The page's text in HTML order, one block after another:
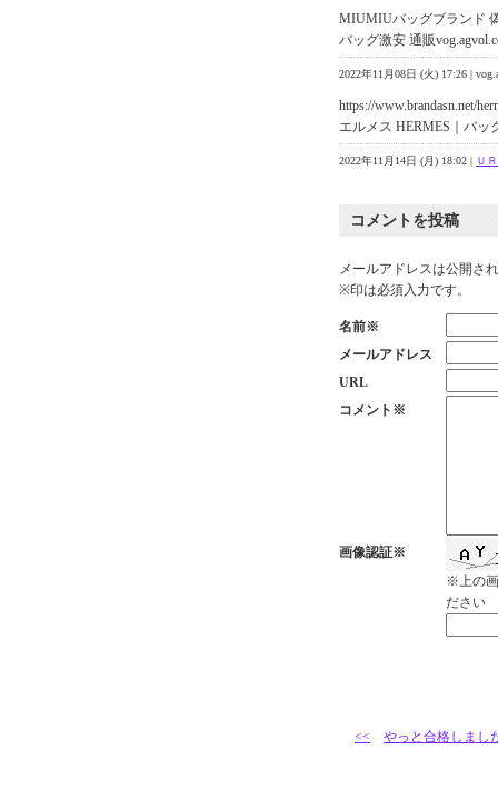
MIUMIUバッグブランド
バッグ激安 通販
2022年11月08日 (火) 17:26 |
https://www.brandasn.net/
エルメス HERMES｜バッ
2022年11月14日 (月) 18:02 | Ｕ
コメントを投稿
メールアドレスは公開さ
※印は必須入力です。
名前※
メールアドレス
URL
コメント※
画像認証※
※上の
ださい
<< やっと合格しまし